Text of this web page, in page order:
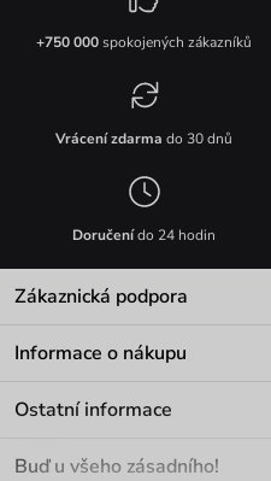
+750 000spokojených zákazníků
Vrácení zdarma do 30 dnů
Doručenído 24 hodin
Zákaznická podpora
Informace o nákupu
Materiály a údržba
Ostatní informace
Buď u všeho zásadního!